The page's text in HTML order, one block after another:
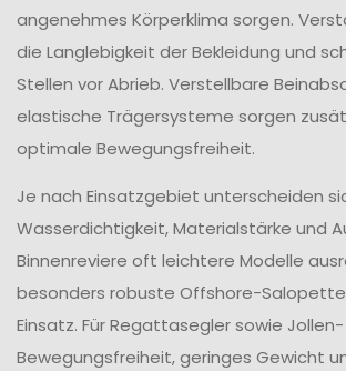
angenehmes Körperklima sorgen.
die Langlebigkeit der Bekleidung und
Stellen vor Abrieb. Verstellbare
elastische Trägersysteme sorgen
optimale Bewegungsfreiheit.
Je nach Einsatzgebiet unterscheiden
Wasserdichtigkeit, Materialstärke und
Binnenreviere oft leichtere Modelle
besonders robuste Offshore-
Einsatz. Für Regattasegler sowie
Bewegungsfreiheit, geringes Gewicht